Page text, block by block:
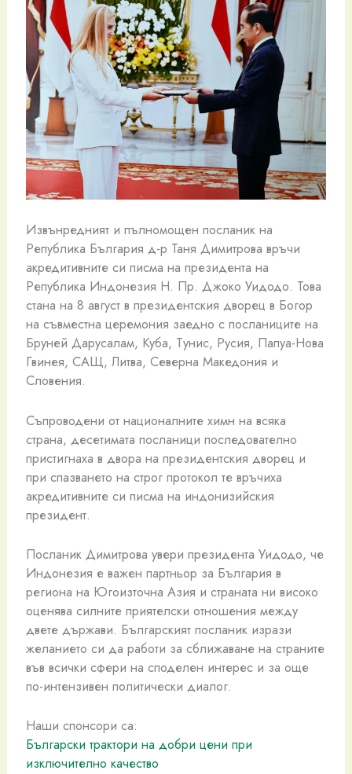
Извънредният и пълномощен посланик на
Република България д-р Таня Димитрова връчи
акредитивните си писма на президента на
Република Индонезия Н. Пр. Джоко Уидодо. Това
стана на 8 август в президентския дворец в Богор
на съвместна церемония заедно с посланиците на
Бруней Дарусалам, Куба, Тунис, Русия, Папуа-Нова
Гвинея, САЩ, Литва, Северна Македония и
Словения.
Съпроводени от националните химн на всяка
страна, десетимата посланици последователно
пристигнаха в двора на президентския дворец и
при спазването на строг протокол те връчиха
акредитивните си писма на индонизийския
президент.
Посланик Димитрова увери президента Уидодо, че
Индонезия е важен партньор за България в
региона на Югоизточна Азия и страната ни високо
оценява силните приятелски отношения между
двете държави. Българският посланик изрази
желанието си да работи за сближаване на страните
във всички сфери на споделен интерес и за още
по-интензивен политически диалог.
Наши спонсори са:
Български трактори на добри цени при
изключително качество